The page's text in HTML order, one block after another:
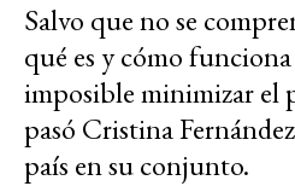
Salvo que no se
qué es y cómo
imposible minimizar el
pasó Cristina
país en su conjunto.